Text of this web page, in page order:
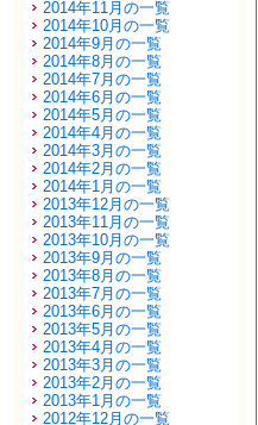
2014年11月の一覧
2014年10月の一覧
2014年9月の一覧
2014年8月の一覧
2014年7月の一覧
2014年6月の一覧
2014年5月の一覧
2014年4月の一覧
2014年3月の一覧
2014年2月の一覧
2014年1月の一覧
2013年12月の一覧
2013年11月の一覧
2013年10月の一覧
2013年9月の一覧
2013年8月の一覧
2013年7月の一覧
2013年6月の一覧
2013年5月の一覧
2013年4月の一覧
2013年3月の一覧
2013年2月の一覧
2013年1月の一覧
2012年12月の一覧